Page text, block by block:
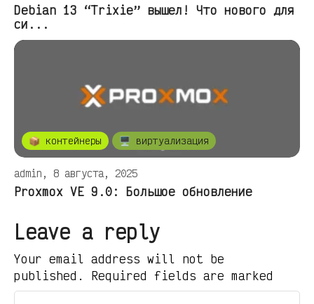
Debian 13 “Trixie” вышел! Что нового для
си...
📦 контейнеры 🖥️ виртуализация
admin, 8 августа, 2025
Proxmox VE 9.0: Большое обновление
Leave a reply
Your email address will not be
published. Required fields are marked